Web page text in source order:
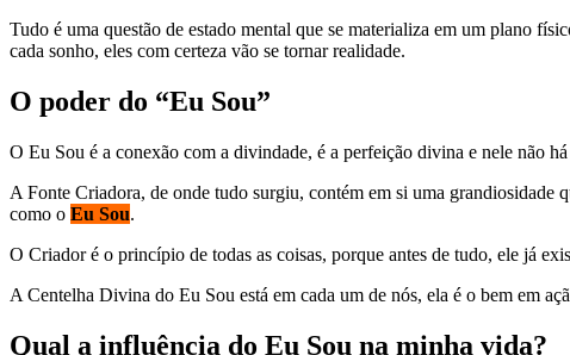
Tudo é uma questão de estado mental que se materializa em um plano
cada sonho, eles com certeza vão se tornar realidade.
O poder do “Eu Sou”
O Eu Sou é a conexão com a divindade, é a perfeição divina e nele não
A Fonte Criadora, de onde tudo surgiu, contém em si uma grandiosidade
como o Eu Sou.
O Criador é o princípio de todas as coisas, porque antes de tudo, ele já
A Centelha Divina do Eu Sou está em cada um de nós, ela é o bem em
Qual a influência do Eu Sou na minha vida?